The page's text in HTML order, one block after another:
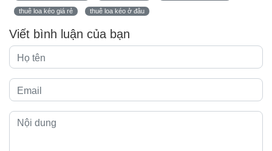
thuê loa kéo giá rẻ thuê loa kéo ở đâu
Viết bình luận của bạn